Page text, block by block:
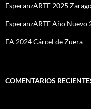
EsperanzARTE 2025
EsperanzARTE Año Nuevo
EA 2024 Cárcel de Zuera
COMENTARIOS